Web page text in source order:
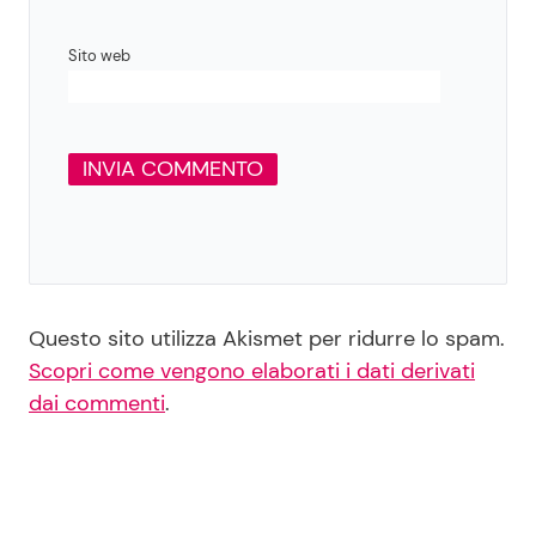
Sito web
Questo sito utilizza Akismet per ridurre lo spam.
Scopri come vengono elaborati i dati derivati
dai commenti.